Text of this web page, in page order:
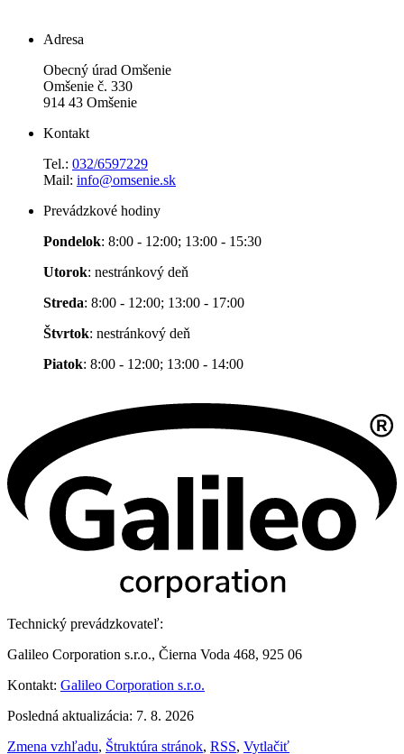
Adresa
Obecný úrad Omšenie
Omšenie č. 330
914 43 Omšenie
Kontakt
Tel.: 032/6597229
Mail: info@omsenie.sk
Prevádzkové hodiny
Pondelok: 8:00 - 12:00; 13:00 - 15:30
Utorok: nestránkový deň
Streda: 8:00 - 12:00; 13:00 - 17:00
Štvrtok: nestránkový deň
Piatok: 8:00 - 12:00; 13:00 - 14:00
Technický prevádzkovateľ:
Galileo Corporation s.r.o., Čierna Voda 468, 925 06
Kontakt: Galileo Corporation s.r.o.
Posledná aktualizácia: 7. 8. 2026
Zmena vzhľadu, Štruktúra stránok, RSS, Vytlačiť